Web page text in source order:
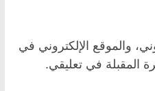
والموقع الإلكتروني في
المقبلة في تعليقي.